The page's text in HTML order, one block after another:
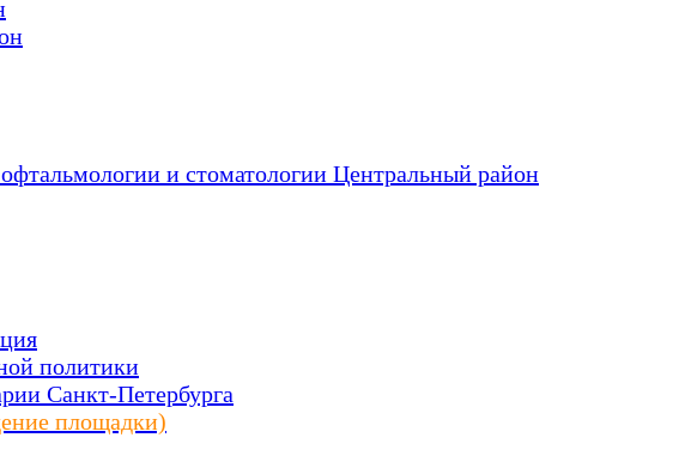
и стоматологии Центральный район
политики
Санкт-Петербурга
площадки)